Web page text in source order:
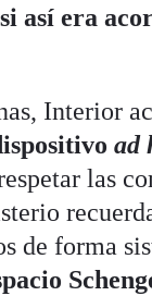
así era
Interior
ad
las
de forma